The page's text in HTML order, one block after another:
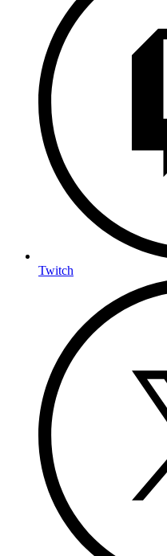
Twitch